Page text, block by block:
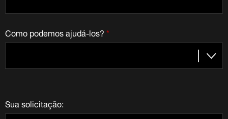
*
Como podemos ajudá-los?
Sua solicitação: